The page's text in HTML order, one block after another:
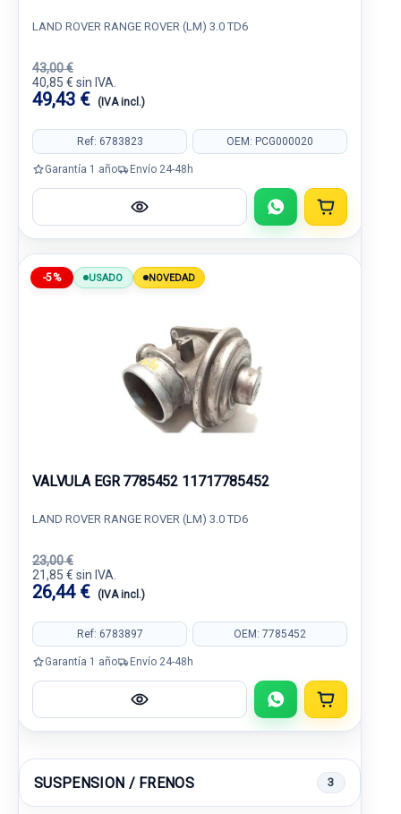
LAND ROVER RANGE ROVER (LM) 3.0 TD6
43,00 €
40,85 € sin IVA.
49,43 € (IVA incl.)
Ref: 6783823 OEM: PCG000020
Garantía 1 año Envío 24-48h
-5% USADO NOVEDAD
VALVULA EGR 7785452 11717785452
LAND ROVER RANGE ROVER (LM) 3.0 TD6
23,00 €
21,85 € sin IVA.
26,44 € (IVA incl.)
Ref: 6783897 OEM: 7785452
Garantía 1 año Envío 24-48h
SUSPENSION / FRENOS 3